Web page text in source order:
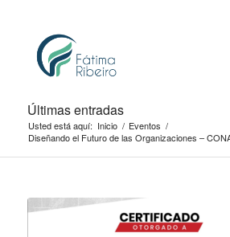
Últimas entradas
Usted está aquí: Inicio / Eventos /
Diseñando el Futuro de las Organizaciones –